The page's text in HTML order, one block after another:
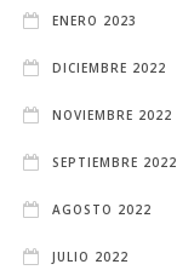
ENERO 2023
DICIEMBRE 2022
NOVIEMBRE 2022
SEPTIEMBRE 2022
AGOSTO 2022
JULIO 2022